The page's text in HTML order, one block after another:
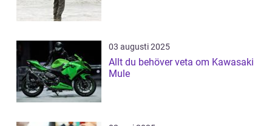
03 augusti 2025
Allt du behöver veta om Kawasaki
Mule